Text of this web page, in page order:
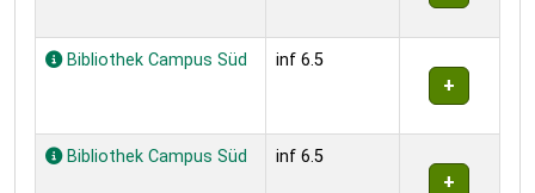
Bibliothek Campus Süd inf 6.5
Bibliothek Campus Süd inf 6.5